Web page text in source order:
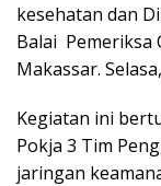
kesehatan dan
Balai Pemeriksa
Makassar.
Kegiatan ini
Pokja 3 Tim
jaringan